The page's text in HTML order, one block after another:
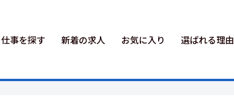
仕事を探す 新着の求人 お気に入り 選ばれる理由